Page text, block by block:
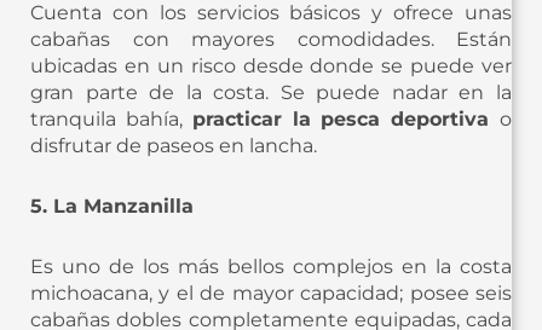
Cuenta con los servicios básicos y ofrece unas
cabañas con mayores comodidades. Están
ubicadas en un risco desde donde se puede ver
gran parte de la costa. Se puede nadar en la
tranquila bahía, practicar la pesca deportivao
disfrutar de paseos en lancha.
5. La Manzanilla
Es uno de los más bellos complejos en la costa
michoacana, y el de mayor capacidad; posee seis
cabañas dobles completamente equipadas, cada